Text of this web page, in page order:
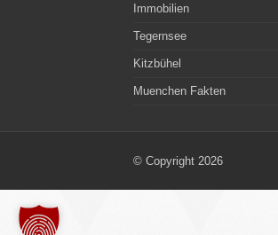
Immobilien
Tegernsee
Kitzbühel
Muenchen Fakten
© Copyright 2026